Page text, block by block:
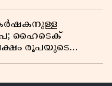
ഹൈടെക്
രൂപയുടെ